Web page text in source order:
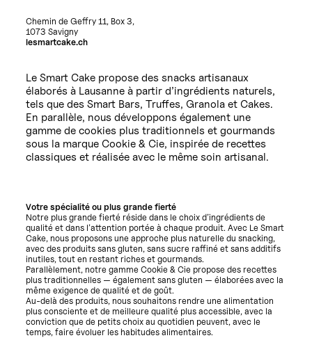
Chemin de Geffry 11, Box 3,
1073 Savigny
lesmartcake.ch
Le Smart Cake propose des snacks artisanaux
élaborés à Lausanne à partir d’ingrédients naturels,
tels que des Smart Bars, Truffes, Granola et Cakes.
En parallèle, nous développons également une
gamme de cookies plus traditionnels et gourmands
sous la marque Cookie & Cie, inspirée de recettes
classiques et réalisée avec le même soin artisanal.
Votre spécialité ou plus grande fierté
Notre plus grande fierté réside dans le choix d’ingrédients de
qualité et dans l’attention portée à chaque produit. Avec Le Smart
Cake, nous proposons une approche plus naturelle du snacking,
avec des produits sans gluten, sans sucre raffiné et sans additifs
inutiles, tout en restant riches et gourmands.
Parallèlement, notre gamme Cookie & Cie propose des recettes
plus traditionnelles — également sans gluten — élaborées avec la
même exigence de qualité et de goût.
Au-delà des produits, nous souhaitons rendre une alimentation
plus consciente et de meilleure qualité plus accessible, avec la
conviction que de petits choix au quotidien peuvent, avec le
temps, faire évoluer les habitudes alimentaires.